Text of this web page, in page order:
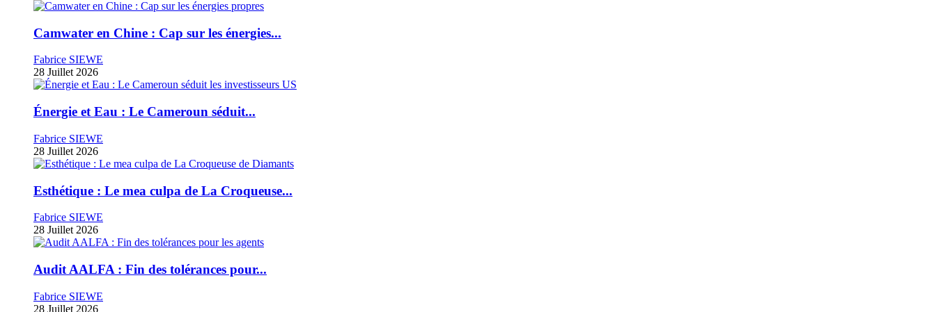
Camwater en Chine : Cap sur les énergies...
Fabrice SIEWE
28 Juillet 2026
Énergie et Eau : Le Cameroun séduit...
Fabrice SIEWE
28 Juillet 2026
Esthétique : Le mea culpa de La Croqueuse...
Fabrice SIEWE
28 Juillet 2026
Audit AALFA : Fin des tolérances pour...
Fabrice SIEWE
28 Juillet 2026